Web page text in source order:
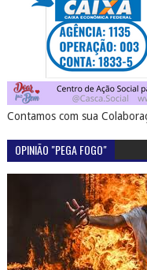
Contamos com sua
OPINIÃO "PEGA FOGO"